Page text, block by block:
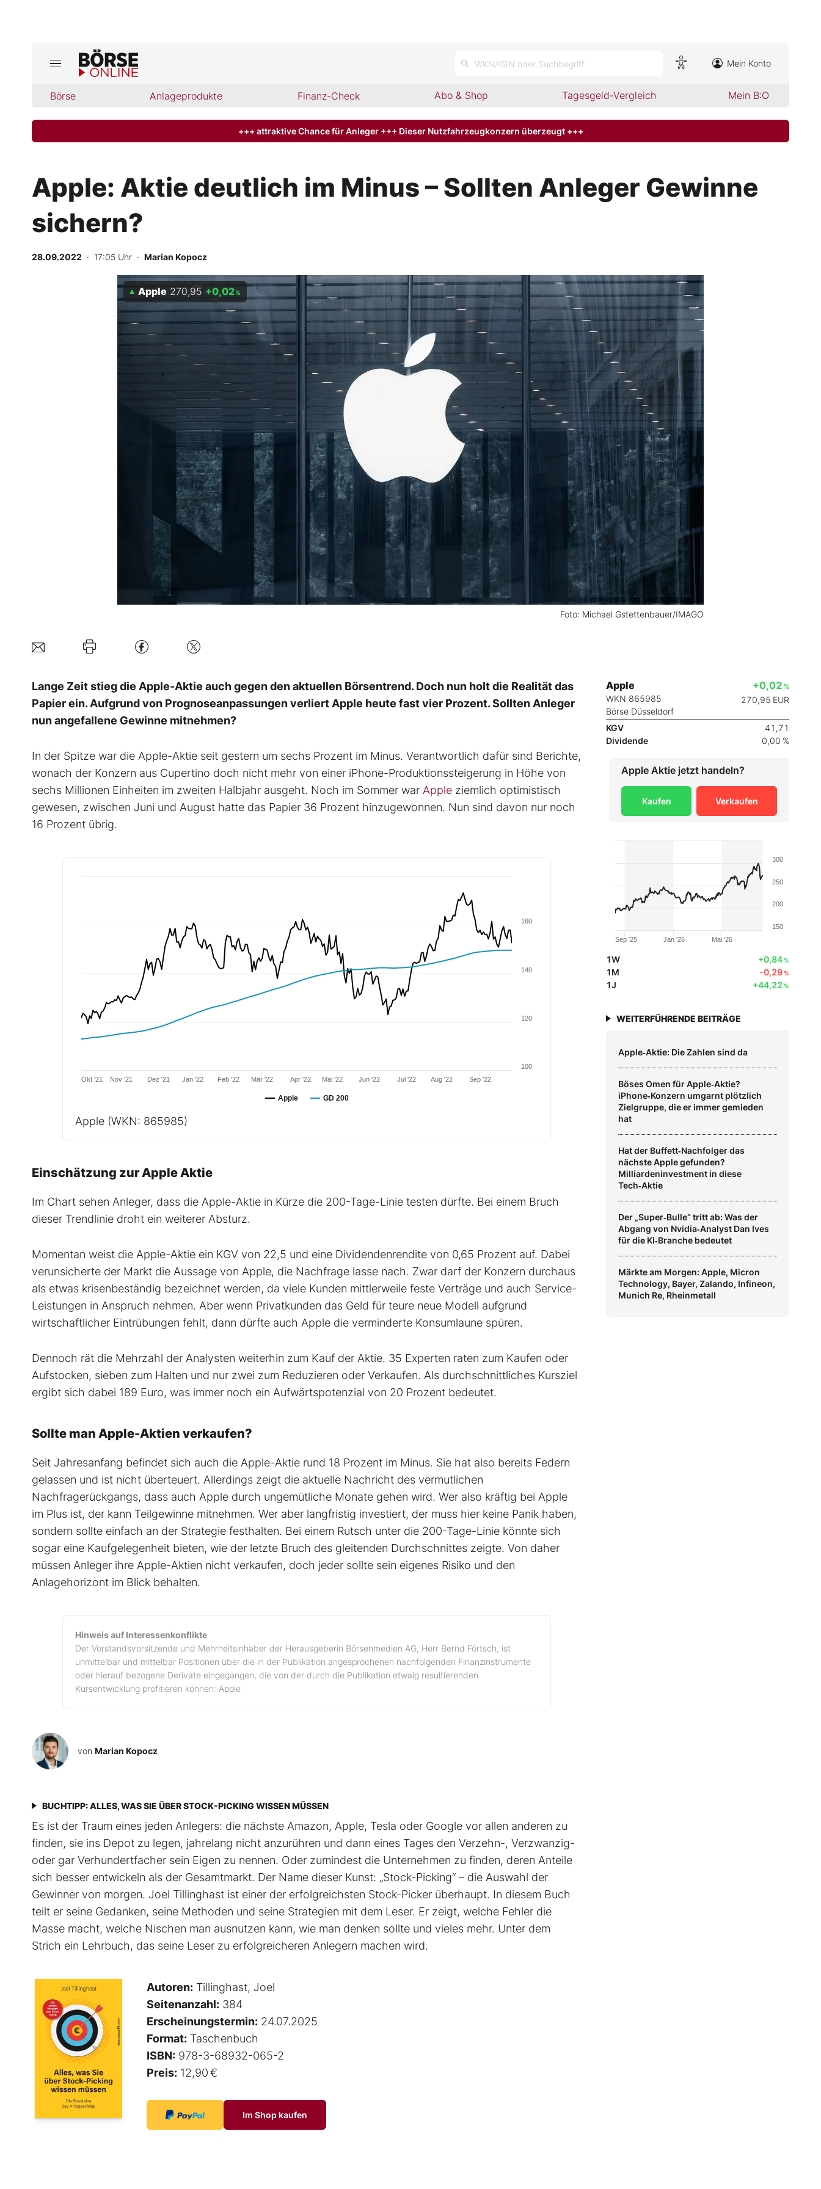
WKN/ISIN oder Suchbegriff Mein Konto
Börse Anlageprodukte Finanz-Check Abo & Shop Tagesgeld-Vergleich Mein B:O
Jetzt aktuelle Ausgabe BÖRSE ONLINE lesen
Finanz-Check
Abo & Shop
BO-Musterdepots
Experten
Mein B:O
Mein Konto
+++ attraktive Chance für Anleger +++ Dieser Nutzfahrzeugkonzern überzeugt +++
Apple: Aktie deutlich im Minus – Sollten Anleger Gewinne
sichern?
28.09.2022 · 17:05 Uhr · Marian Kopocz
Foto: Michael Gstettenbauer/IMAGO
Apple 270,95 +0,02%
Lange Zeit stieg die Apple-Aktie auch gegen den aktuellen Börsentrend. Doch nun holt die Realität das
Papier ein. Aufgrund von Prognoseanpassungen verliert Apple heute fast vier Prozent. Sollten Anleger
nun angefallene Gewinne mitnehmen?
In der Spitze war die Apple-Aktie seit gestern um sechs Prozent im Minus. Verantwortlich dafür sind Berichte,
wonach der Konzern aus Cupertino doch nicht mehr von einer iPhone-Produktionssteigerung in Höhe von
sechs Millionen Einheiten im zweiten Halbjahr ausgeht. Noch im Sommer war Apple ziemlich optimistisch
gewesen, zwischen Juni und August hatte das Papier 36 Prozent hinzugewonnen. Nun sind davon nur noch
16 Prozent übrig.
Apple GD 200
Okt '21 Nov '21 Dez '21 Jan '22 Feb '22 Mär '22 Apr '22 Mai '22 Jun '22 Jul '22 Aug '22 Sep '22
100
120
140
160
Apple (WKN: 865985)
Einschätzung zur Apple Aktie
Im Chart sehen Anleger, dass die Apple-Aktie in Kürze die 200-Tage-Linie testen dürfte. Bei einem Bruch
dieser Trendlinie droht ein weiterer Absturz.
Momentan weist die Apple-Aktie ein KGV von 22,5 und eine Dividendenrendite von 0,65 Prozent auf. Dabei
verunsicherte der Markt die Aussage von Apple, die Nachfrage lasse nach. Zwar darf der Konzern durchaus
als etwas krisenbeständig bezeichnet werden, da viele Kunden mittlerweile feste Verträge und auch Service-
Leistungen in Anspruch nehmen. Aber wenn Privatkunden das Geld für teure neue Modell aufgrund
wirtschaftlicher Eintrübungen fehlt, dann dürfte auch Apple die verminderte Konsumlaune spüren.
Dennoch rät die Mehrzahl der Analysten weiterhin zum Kauf der Aktie. 35 Experten raten zum Kaufen oder
Aufstocken, sieben zum Halten und nur zwei zum Reduzieren oder Verkaufen. Als durchschnittliches Kursziel
ergibt sich dabei 189 Euro, was immer noch ein Aufwärtspotenzial von 20 Prozent bedeutet.
Sollte man Apple-Aktien verkaufen?
Seit Jahresanfang befindet sich auch die Apple-Aktie rund 18 Prozent im Minus. Sie hat also bereits Federn
gelassen und ist nicht überteuert. Allerdings zeigt die aktuelle Nachricht des vermutlichen
Nachfragerückgangs, dass auch Apple durch ungemütliche Monate gehen wird. Wer also kräftig bei Apple
im Plus ist, der kann Teilgewinne mitnehmen. Wer aber langfristig investiert, der muss hier keine Panik haben,
sondern sollte einfach an der Strategie festhalten. Bei einem Rutsch unter die 200-Tage-Linie könnte sich
sogar eine Kaufgelegenheit bieten, wie der letzte Bruch des gleitenden Durchschnittes zeigte. Von daher
müssen Anleger ihre Apple-Aktien nicht verkaufen, doch jeder sollte sein eigenes Risiko und den
Anlagehorizont im Blick behalten.
Hinweis auf Interessenkonflikte
Der Vorstandsvorsitzende und Mehrheitsinhaber der Herausgeberin Börsenmedien AG, Herr Bernd Förtsch, ist
unmittelbar und mittelbar Positionen über die in der Publikation angesprochenen nachfolgenden Finanzinstrumente
oder hierauf bezogene Derivate eingegangen, die von der durch die Publikation etwaig resultierenden
Kursentwicklung profitieren können: Apple
von Marian Kopocz
BUCHTIPP: ALLES, WAS SIE ÜBER STOCK-PICKING WISSEN MÜSSEN
Es ist der Traum eines jeden Anlegers: die nächste Amazon, Apple, Tesla oder Google vor allen anderen zu
finden, sie ins Depot zu legen, jahrelang nicht anzurühren und dann eines Tages den Verzehn-, Verzwanzig-
oder gar Verhundertfacher sein Eigen zu nennen. Oder zumindest die Unternehmen zu finden, deren Anteile
sich besser entwickeln als der Gesamtmarkt. Der Name dieser Kunst: „Stock-Picking“ – die Auswahl der
Gewinner von morgen. Joel Tillinghast ist einer der erfolgreichsten Stock-Picker überhaupt. In diesem Buch
teilt er seine Gedanken, seine Methoden und seine Strategien mit dem Leser. Er zeigt, welche Fehler die
Masse macht, welche Nischen man ausnutzen kann, wie man denken sollte und vieles mehr. Unter dem
Strich ein Lehrbuch, das seine Leser zu erfolgreicheren Anlegern machen wird.
Autoren: Tillinghast, Joel
Seitenanzahl: 384
Erscheinungstermin: 24.07.2025
Format: Taschenbuch
ISBN: 978-3-68932-065-2
Preis: 12,90 €
Im Shop kaufen
Apple
WKN 865985
Börse Düsseldorf
+0,02 %
270,95 EUR
KGV
41,71
Dividende
0,00 %
Apple Aktie jetzt handeln?
Kaufen Verkaufen
Jan '26
Sep '25 Mai '26
150
200
250
300
1W +0,84%
1M -0,29%
1J +44,22%
WEITERFÜHRENDE BEITRÄGE
Apple‑Aktie: Die Zahlen sind da
Böses Omen für Apple‑Aktie?
iPhone‑Konzern umgarnt plötzlich
Zielgruppe, die er immer gemieden
hat
Hat der Buffett‑Nachfolger das
nächste Apple gefunden?
Milliardeninvestment in diese
Tech‑Aktie
Der „Super‑Bulle“ tritt ab: Was der
Abgang von Nvidia‑Analyst Dan Ives
für die KI‑Branche bedeutet
Märkte am Morgen: Apple, Micron
Technology, Bayer, Zalando, Infineon,
Munich Re, Rheinmetall